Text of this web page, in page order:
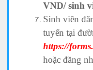
VND/ sinh
Sinh viên
tuyến tại
https://
hoặc đăng